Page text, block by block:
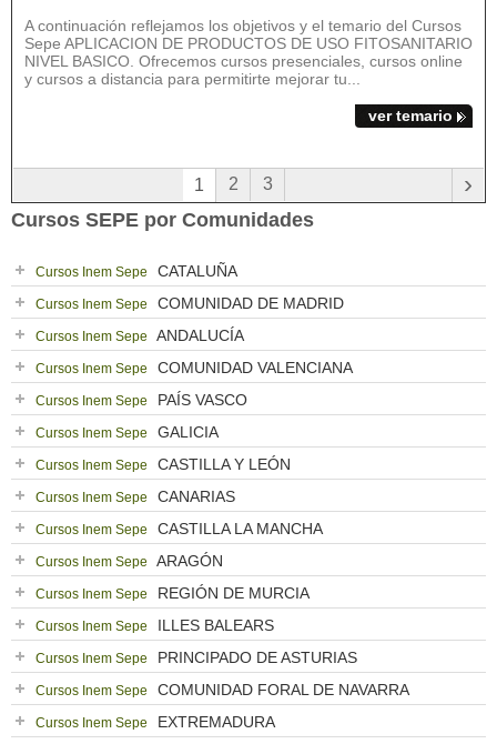
A continuación reflejamos los objetivos y el temario del Cursos
Sepe APLICACION DE PRODUCTOS DE USO FITOSANITARIO
NIVEL BASICO. Ofrecemos cursos presenciales, cursos online
y cursos a distancia para permitirte mejorar tu...
ver temario
1 2 3 ›
Cursos SEPE por Comunidades
Cursos Inem Sepe CATALUÑA
Cursos Inem Sepe COMUNIDAD DE MADRID
Cursos Inem Sepe ANDALUCÍA
Cursos Inem Sepe COMUNIDAD VALENCIANA
Cursos Inem Sepe PAÍS VASCO
Cursos Inem Sepe GALICIA
Cursos Inem Sepe CASTILLA Y LEÓN
Cursos Inem Sepe CANARIAS
Cursos Inem Sepe CASTILLA LA MANCHA
Cursos Inem Sepe ARAGÓN
Cursos Inem Sepe REGIÓN DE MURCIA
Cursos Inem Sepe ILLES BALEARS
Cursos Inem Sepe PRINCIPADO DE ASTURIAS
Cursos Inem Sepe COMUNIDAD FORAL DE NAVARRA
Cursos Inem Sepe EXTREMADURA